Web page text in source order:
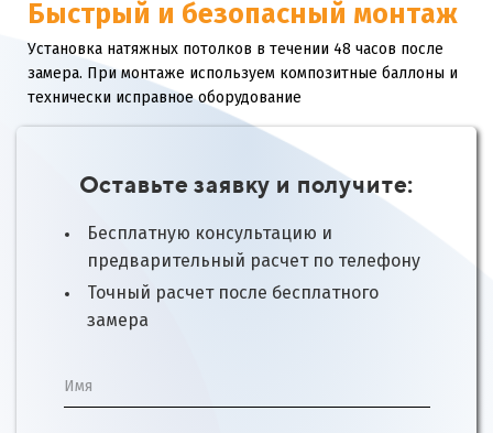
Быстрый и безопасный монтаж
Установка натяжных потолков в течении 48 часов после
замера. При монтаже используем композитные баллоны и
технически исправное оборудование
Оставьте заявку и получите:
Бесплатную консультацию и
предварительный расчет по телефону
Точный расчет после бесплатного
замера
Имя